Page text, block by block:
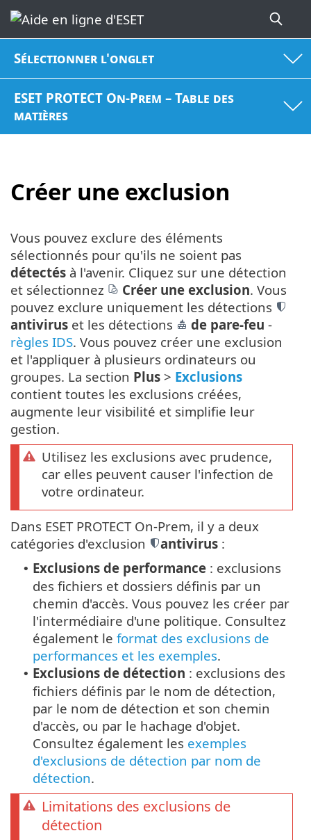
Sélectionner l'onglet
ESET PROTECT On-Prem – Table des
matières
Créer une exclusion
Vous pouvez exclure des éléments
sélectionnés pour qu'ils ne soient pas
détectés à l'avenir. Cliquez sur une détection
et sélectionnez
Créer une exclusion. Vous
pouvez exclure uniquement les détections
antivirus et les détections de pare-feu -
règles IDS. Vous pouvez créer une exclusion
et l'appliquer à plusieurs ordinateurs ou
groupes. La section Plus > Exclusions
contient toutes les exclusions créées,
augmente leur visibilité et simplifie leur
gestion.
Utilisez les exclusions avec prudence,
car elles peuvent causer l'infection de
votre ordinateur.
Dans ESET PROTECT On-Prem, il y a deux
catégories d'exclusion
antivirus :
• Exclusions de performance : exclusions
des fichiers et dossiers définis par un
chemin d'accès. Vous pouvez les créer par
l'intermédiaire d'une politique. Consultez
également le format des exclusions de
performances et les exemples.
• Exclusions de détection : exclusions des
fichiers définis par le nom de détection,
par le nom de détection et son chemin
d'accès, ou par le hachage d'objet.
Consultez également les exemples
d'exclusions de détection par nom de
détection.
Limitations des exclusions de
détection